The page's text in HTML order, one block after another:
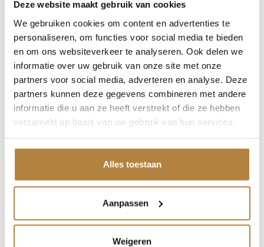
Deze website maakt gebruik van cookies
We gebruiken cookies om content en advertenties te
personaliseren, om functies voor social media te bieden
en om ons websiteverkeer te analyseren. Ook delen we
informatie over uw gebruik van onze site met onze
partners voor social media, adverteren en analyse. Deze
partners kunnen deze gegevens combineren met andere
informatie die u aan ze heeft verstrekt of die ze hebben
verzameld op basis van uw gebruik van hun services.
Alles toestaan
Aanpassen
Weigeren
verkeersbord detectie
vermoeidheids herkenning
volledig digitaal instrumentenpaneel groot
voorspoiler
zij airbag(s) voor
Beschrijving auto